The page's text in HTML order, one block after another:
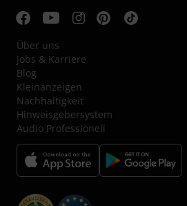
Über uns
Jobs & Karriere
Blog
Kleinanzeigen
Nachhaltigkeit
Hinweisgebersystem
Audio Professionell